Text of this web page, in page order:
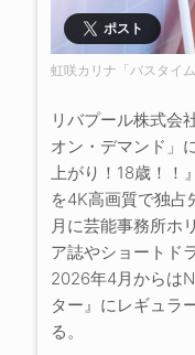
ポスト
虹咲カリナ「バスタイ
リバプール株式会
オン・デマンド」
上がり！18歳！！
を4K高画質で独占
月に芸能事務所ホ
ア誌やショートド
2026年4月からは
ター』にレギュラ
る。